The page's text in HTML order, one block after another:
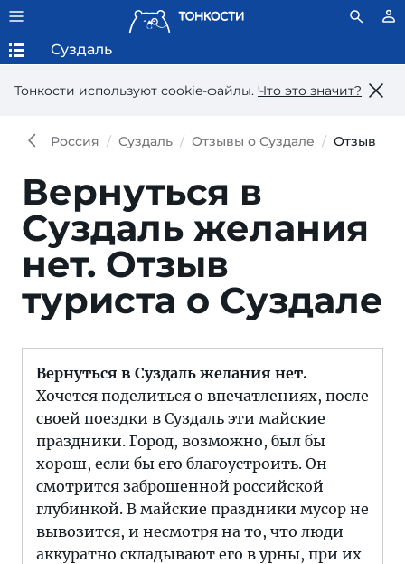
Тонкости используют сookie-файлы. Что это значит?
Суздаль
Россия Суздаль Отзывы о Суздале Отзыв
Вернуться в
Суздаль желания
нет. Отзыв
туриста о Суздале
Вернуться в Суздаль желания нет.
Хочется поделиться о впечатлениях, после
своей поездки в Суздаль эти майские
праздники. Город, возможно, был бы
хорош, если бы его благоустроить. Он
смотрится заброшенной российской
глубинкой. В майские праздники мусор не
вывозится, и несмотря на то, что люди
аккуратно складывают его в урны, при их